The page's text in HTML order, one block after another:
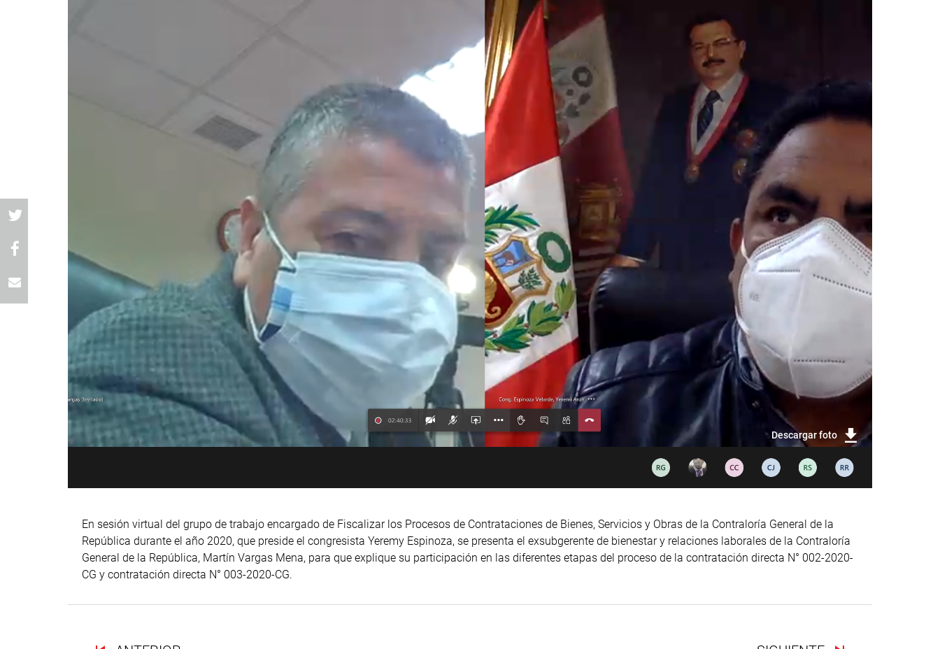
Descargar foto
En sesión virtual del grupo de trabajo encargado de Fiscalizar los Procesos de Contrataciones de Bienes, Servicios y Obras de la Contraloría General de la
República durante el año 2020, que preside el congresista Yeremy Espinoza, se presenta el exsubgerente de bienestar y relaciones laborales de la Contraloría
General de la República, Martín Vargas Mena, para que explique su participación en las diferentes etapas del proceso de la contratación directa N° 002-2020-
CG y contratación directa N° 003-2020-CG.